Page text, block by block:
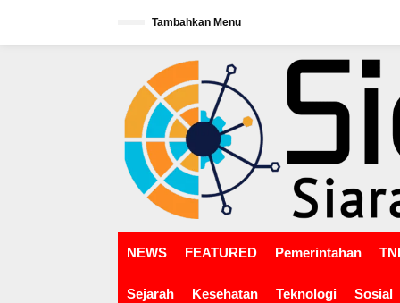
w
Tambahkan Menu
NEWS FEATURED Pemerintahan
Sejarah Kesehatan Teknologi Sosial